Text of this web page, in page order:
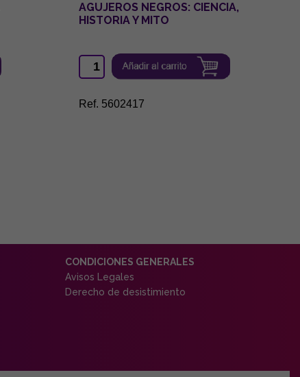
AGUJEROS NEGROS: CIENCIA,
HISTORIA Y MITO
Ref. 5602417
CONDICIONES GENERALES
Avisos Legales
Derecho de desistimiento